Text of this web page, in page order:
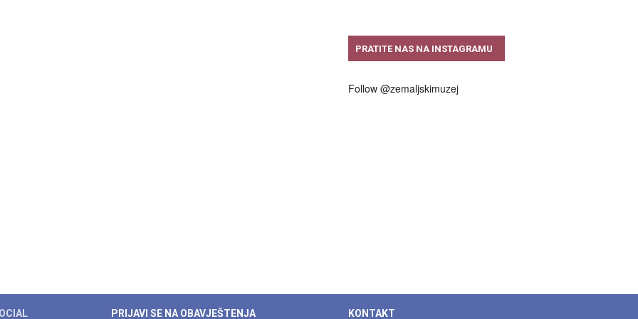
PRATITE NAS NA INSTAGRAMU
Follow @zemaljskimuzej
PRIJAVI SE NA OBAVJEŠTENJA KONTAKT